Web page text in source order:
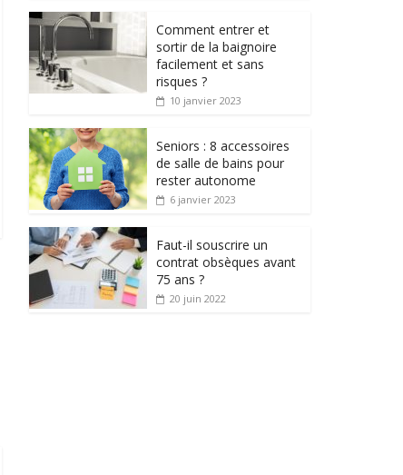
Comment entrer et
sortir de la baignoire
facilement et sans
risques ?
10 janvier 2023
Seniors : 8 accessoires
de salle de bains pour
rester autonome
6 janvier 2023
Faut-il souscrire un
contrat obsèques avant
75 ans ?
20 juin 2022